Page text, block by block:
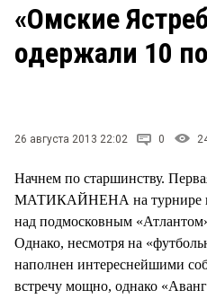
ЗАКОН
НОВОСТИ КОМПАНИЙ
СТИЛЬ ЖИЗНИ
«Омские
одержали 10
26 августа 2013 22:02 0
Начнем по старшинству.
МАТИКАЙНЕНА на турнире в
над подмосковным
Однако, несмотря на
наполнен интереснейшими
встречу мощно, однако